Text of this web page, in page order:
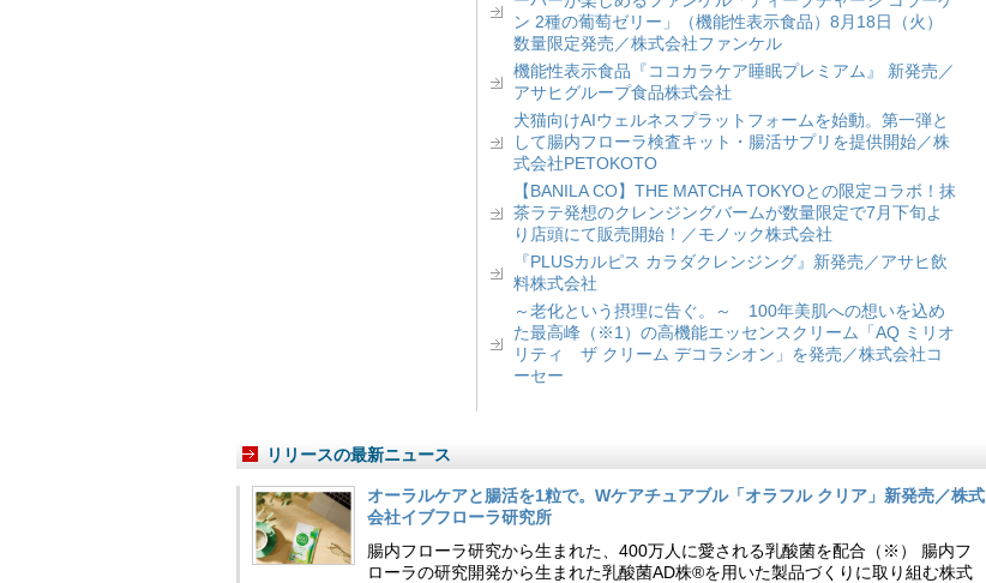
ン 2種の葡萄ゼリー」（機能性表示食品）8月18日（火）
数量限定発売／株式会社ファンケル
機能性表示食品『ココカラケア睡眠プレミアム』 新発売／
アサヒグループ食品株式会社
犬猫向けAIウェルネスプラットフォームを始動。第一弾と
して腸内フローラ検査キット・腸活サプリを提供開始／株
式会社PETOKOTO
【BANILA CO】THE MATCHA TOKYOとの限定コラボ！抹
茶ラテ発想のクレンジングバームが数量限定で7月下旬よ
り店頭にて販売開始！／モノック株式会社
『PLUSカルピス カラダクレンジング』新発売／アサヒ飲
料株式会社
～老化という摂理に告ぐ。～ 100年美肌への想いを込め
た最高峰（※1）の高機能エッセンスクリーム「AQ ミリオ
リティ ザ クリーム デコラシオン」を発売／株式会社コ
ーセー
リリースの最新ニュース
オーラルケアと腸活を1粒で。Wケアチュアブル「オラフル クリア」新発売／株式
会社イブフローラ研究所
腸内フローラ研究から生まれた、400万人に愛される乳酸菌を配合（※） 腸内フ
ローラの研究開発から生まれた乳酸菌AD株®を用いた製品づくりに取り組む株式